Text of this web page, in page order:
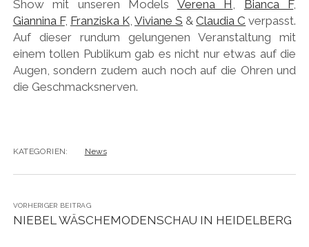
Show mit unseren Models Verena H Bianca F,
Giannina F, Franziska K, Viviane S &Claudia C verpasst.
Auf dieser rundum gelungenen Veranstaltung mit
einem tollen Publikum gab es nicht nur etwas auf die
Augen, sondern zudem auch noch auf die Ohren und
die Geschmacksnerven.
KATEGORIEN: News
VORHERIGER BEITRAG
NIEBEL WÄSCHEMODENSCHAU IN HEIDELBERG